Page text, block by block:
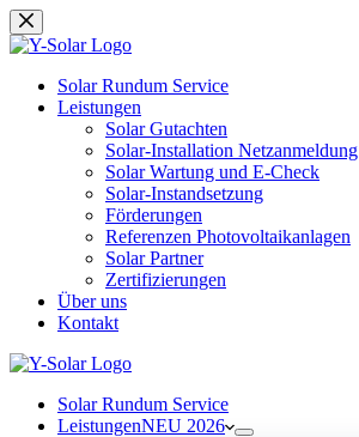
Zum
Inhalt
Solar Rundum Service
Leistungen
Solar Gutachten
Solar-Installation Netzanmeldung
Solar Wartung und E-Check
Solar-Instandsetzung
Förderungen
Referenzen Photovoltaikanlagen
Solar Partner
Zertifizierungen
Über uns
Kontakt
Solar Rundum Service
LeistungenNEU 2026